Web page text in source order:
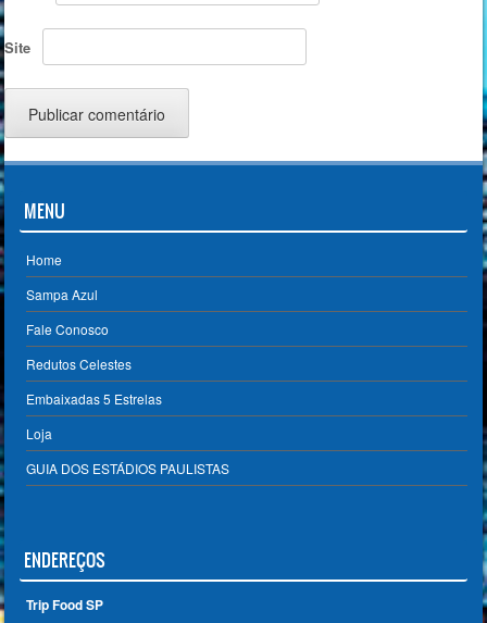
Site
MENU
Home
Sampa Azul
Fale Conosco
Redutos Celestes
Embaixadas 5 Estrelas
Loja
GUIA DOS ESTÁDIOS PAULISTAS
ENDEREÇOS
Trip Food SP